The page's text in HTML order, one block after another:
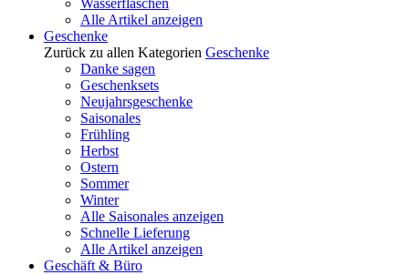
Wasserflaschen
Alle Artikel anzeigen
Geschenke
Zurück zu allen Kategorien Geschenke
Danke sagen
Geschenksets
Neujahrsgeschenke
Saisonales
Frühling
Herbst
Ostern
Sommer
Winter
Alle Saisonales anzeigen
Schnelle Lieferung
Alle Artikel anzeigen
Geschäft & Büro